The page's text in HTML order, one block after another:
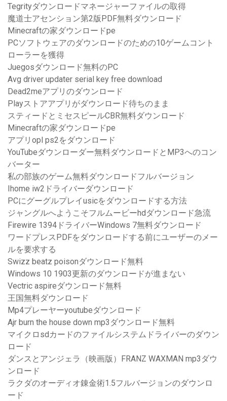
Tegrityダウンロードマネージャーファイルの取得
魔道士アセンション第2版PDF無料ダウンロード
Minecraftの家ダウンロードpe
PCソフトウェアのダウンロードのための10ゲームコント
ローラーを獲得
Juegosダウンロード無料のPC
Avg driver updater serial key free download
Dead2meアプリのダウンロード
Playストアアプリがダウンロード待ちのまま
スティードとミセスピールCBR無料ダウンロード
Minecraftの家ダウンロードpe
アプリopl ps2をダウンロード
YouTubeダウンローダー無料ダウンロードとMP3へのコン
バーター
私の部族のゲーム無料ダウンロードフルバージョン
Ihome iw2ドライバーダウンロード
PCにグーグルプレイusicをダウンロードする方法
ジャングルへようこそフルムービーhdダウンロード急流
Firewire 1394ドライバーWindows 7無料ダウンロード
ワードプレスPDFをダウンロードする前にユーザーのメー
ルを要求する
Swizz beatz poisonダウンロード無料
Windows 10 1903更新のダウンロードが進まない
Vectric aspireダウンロード無料
王国無料ダウンロード
Mp4プレーヤーyoutubeダウンロード
Ajr burn the house down mp3ダウンロード無料
マイクロsdカードのファイルシステムドライバーのダウン
ロード
ダンスとアンジェラ（映画版）FRANZ WAXMAN mp3ダウ
ンロード
ラクダのオーディオ錬金術1.5フルバージョンのダウンロ
ード